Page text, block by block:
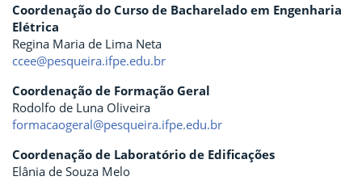
Coordenação do Curso de Bacharelado em Engenharia
Elétrica
Regina Maria de Lima Neta
ccee@pesqueira.ifpe.edu.br
Coordenação de Formação Geral
Rodolfo de Luna Oliveira
formacaogeral@pesqueira.ifpe.edu.br
Coordenação de Laboratório de Edificações
Elânia de Souza Melo